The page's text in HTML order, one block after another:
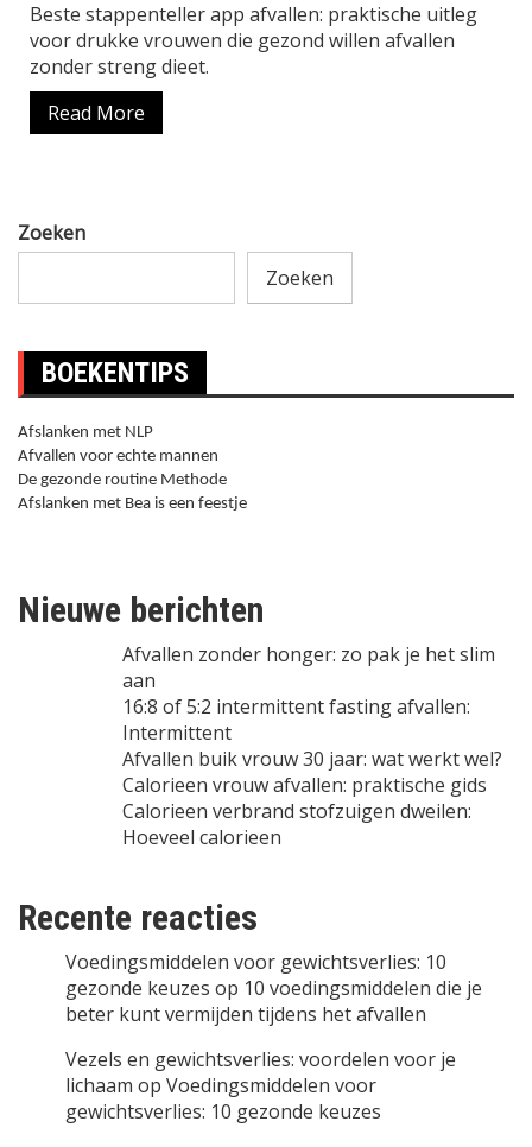
Beste stappenteller app afvallen: praktische uitleg
voor drukke vrouwen die gezond willen afvallen
zonder streng dieet.
Read More
Zoeken
Zoeken
BOEKENTIPS
Afslanken met NLP
Afvallen voor echte mannen
De gezonde routine Methode
Afslanken met Bea is een feestje
Nieuwe berichten
Afvallen zonder honger: zo pak je het slim
aan
16:8 of 5:2 intermittent fasting afvallen:
Intermittent
Afvallen buik vrouw 30 jaar: wat werkt wel?
Calorieen vrouw afvallen: praktische gids
Calorieen verbrand stofzuigen dweilen:
Hoeveel calorieen
Recente reacties
Voedingsmiddelen voor gewichtsverlies: 10
gezonde keuzes op 10 voedingsmiddelen die je
beter kunt vermijden tijdens het afvallen
Vezels en gewichtsverlies: voordelen voor je
lichaam op Voedingsmiddelen voor
gewichtsverlies: 10 gezonde keuzes